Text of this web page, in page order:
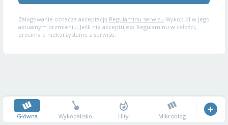
Zalogowanie oznacza akceptację Regulaminu serwisu Wykop.pl w jego
aktualnym brzmieniu. Jeśli nie akceptujesz Regulaminu w całości,
prosimy o niekorzystanie z serwisu.
Główna Wykopalisko Hity Mikroblog